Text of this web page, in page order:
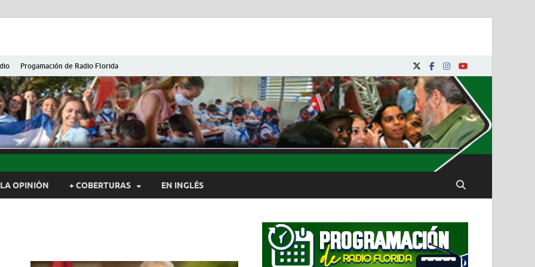
Progamación de Radio Florida
de Cuba
Camagüey, Cuba
LA OPINIÓN + COBERTURAS EN INGLÉS